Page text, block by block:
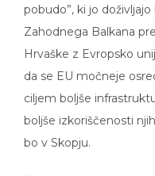
Zahodnega Balkana
Hrvaške z Evropsko
da se EU močneje
ciljem boljše
boljše izkoriščenosti
bo v Skopju.